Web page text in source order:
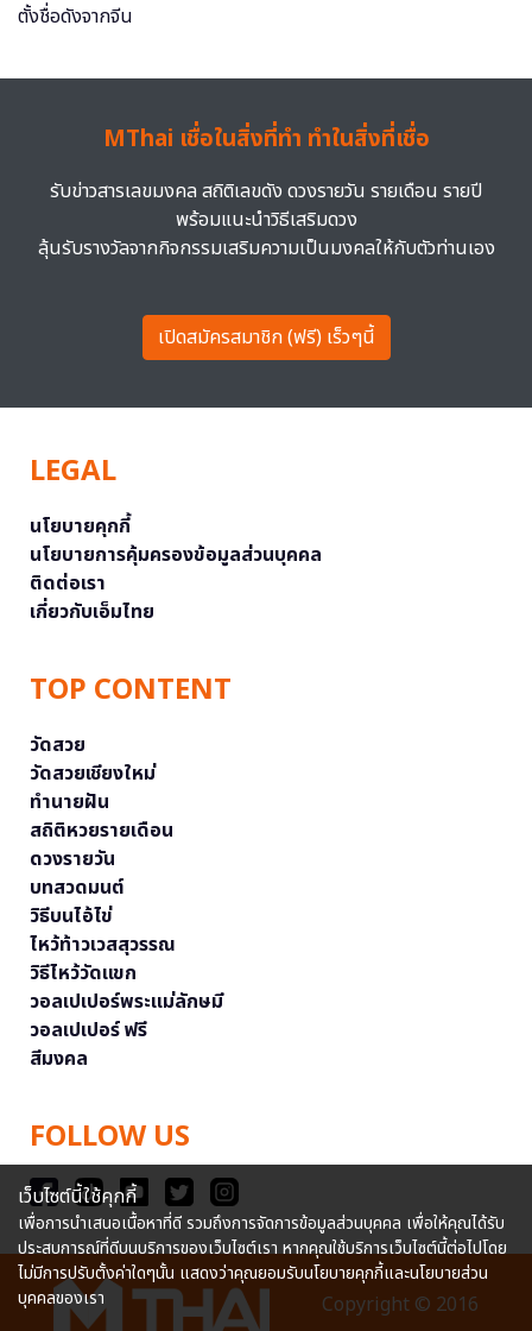
MThai เชื่อในสิ่งที่ทำ ทำในสิ่งที่เชื่อ
รับข่าวสารเลขมงคล สถิติเลขดัง ดวงรายวัน รายเดือน รายปี
พร้อมแนะนำวิธีเสริมดวง
ลุ้นรับรางวัลจากกิจกรรมเสริมความเป็นมงคลให้กับตัวท่านเอง
เปิดสมัครสมาชิก (ฟรี) เร็วๆนี้
LEGAL
นโยบายคุกกี้
นโยบายการคุ้มครองข้อมูลส่วนบุคคล
ติดต่อเรา
เกี่ยวกับเอ็มไทย
TOP CONTENT
วัดสวย
วัดสวยเชียงใหม่
ทำนายฝัน
สถิติหวยรายเดือน
ดวงรายวัน
บทสวดมนต์
วิธีบนไอ้ไข่
ไหว้ท้าวเวสสุวรรณ
วิธีไหว้วัดแขก
วอลเปเปอร์พระแม่ลักษมี
วอลเปเปอร์ ฟรี
สีมงคล
FOLLOW US
Copyright © 2016
เว็บไซต์นี้ใช้คุกกี้
เพื่อการนำเสนอเนื้อหาที่ดี รวมถึงการจัดการข้อมูลส่วนบุคคล เพื่อให้คุณได้รับ
ประสบการณ์ที่ดีบนบริการของเว็บไซต์เรา หากคุณใช้บริการเว็บไซต์นี้ต่อไปโดย
ไม่มีการปรับตั้งค่าใดๆนั้น แสดงว่าคุณยอมรับนโยบายคุกกี้และนโยบายส่วน
บุคคลของเรา